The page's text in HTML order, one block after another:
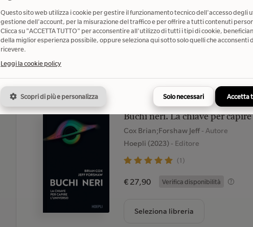
(4)
€ 12,00 Verifica disponibilità
Buchi neri. La chiave per
Cox Brian;Forshaw Jeff - Autore
Hoepli (2023)- Editore
(1)
€ 27,90 Verifica disponibilità
Seleziona libreria
Questo sito web utilizza i cookie per gestire il funzionamento tecnico dell'accesso degli
gestione dell'account, per la misurazione del traffico e per offrire a tutti contenuti
Clicca su "ACCETTA TUTTO" per acconsentire all'utilizzo di tutti i tipi di cookie,
della miglior esperienza possibile, oppure seleziona qui sotto solo quelli che acconsenti
ricevere.
Leggi la cookie policy
Scopri di più e personalizza Solo necessari Accetta